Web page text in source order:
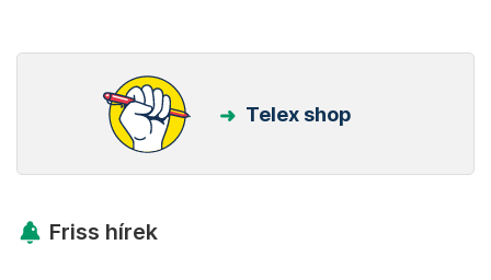
Telex shop
Friss hírek